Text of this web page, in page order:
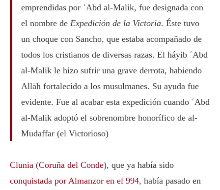
emprendidas por ʿAbd al-Malik, fue designada con
el nombre de Expedición de la Victoria. Éste tuvo
un choque con Sancho, que estaba acompañado de
todos los cristianos de diversas razas. El háyib ʿAbd
al-Malik le hizo sufrir una grave derrota, habiendo
Allāh fortalecido a los musulmanes. Su ayuda fue
evidente. Fue al acabar esta expedición cuando ʿAbd
al-Malik adoptó el sobrenombre honorífico de al-
Mudaffar (el Victorioso)
Clunia (Coruña del Conde), que ya había sido
conquistada por Almanzor en el 994, había pasado en